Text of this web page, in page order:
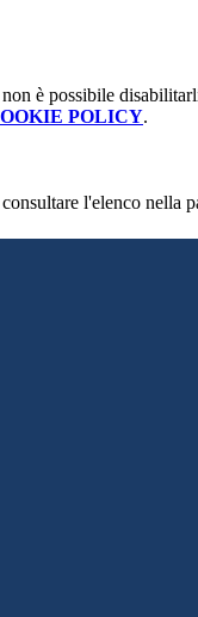
è possibile
POLICY.
l'elenco nella